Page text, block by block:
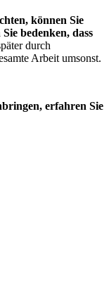
können Sie
bedenken, dass
durch
Arbeit umsonst.
erfahren Sie